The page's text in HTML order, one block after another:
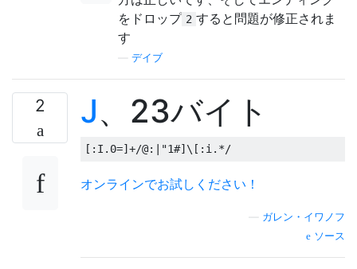
をドロップ 2 すると問題が修正されま
す
デイブ
2 J、23バイト
オンラインでお試しください！
ガレン・イワノフ
ソース